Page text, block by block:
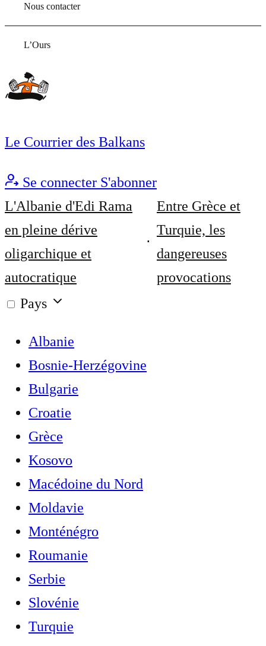
Nous contacter
L’Ours
Le Courrier des Balkans
Se connecter S'abonner
L'Albanie d'Edi Rama
en pleine dérive
oligarchique et
autocratique
Entre Grèce et
Turquie, les
dangereuses
provocations
Pays
Albanie
Bosnie-Herzégovine
Bulgarie
Croatie
Grèce
Kosovo
Macédoine du Nord
Moldavie
Monténégro
Roumanie
Serbie
Slovénie
Turquie